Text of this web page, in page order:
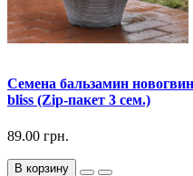
Семена бальзамин
bliss (Zip-пакет 3 сем.)
89.00 грн.
В корзину